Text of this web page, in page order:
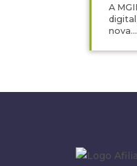
A
nova...